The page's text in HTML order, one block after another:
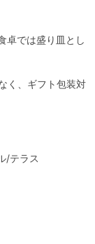
/テラス
卓では盛り皿とし
く、ギフト包装対